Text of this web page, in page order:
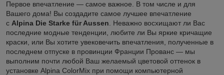
Первое впечатление — самое важное. В том числе и для
Вашего дома! Вы создадите самое лучшее впечатление
с Alpina Die Starke für Aussen. Неважно восхищают ли Вас
последние модные тенденции, любите ли Вы яркие кричащие
краски, или Вы хотите увековечить впечатления, полученные в
последнем отпуске в провинции Франции Прованс — мы
выполним почти любой Ваш желаемый цветовой оттенок в
установке Alpina ColorMix при помощи компьютерной